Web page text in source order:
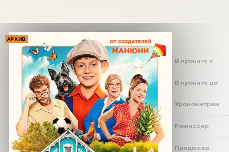
АРХИВ
В прокате с
В прокате до
Хронометраж
Режиссер
Продюсер